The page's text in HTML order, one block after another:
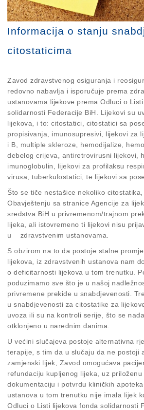
Informacija o stanju
citostaticima
Zavod zdravstvenog osiguranja i
redovno nabavlja i isporučuje prema
ustanovama lijekove prema Odluci o
solidarnosti Federacije BiH. Lijekovi su
lijekova, i to: citostatici, citostatici sa
propisivanja, imunosupresivi, lijekovi za
i B, multiple skleroze, hemodijalize,
debelog crijeva, antiretrovirusni lijekovi,
imunoglobulin, lijekovi za profilaksu
virusa, tuberkulostatici, te lijekovi sa
Što se tiče nestašice nekoliko citostatika,
Obavještenju sa stranice Agencije za
sredstva BiH u privremenom/trajnom
lijeka, ali istovremeno ti lijekovi nisu
u zdravstvenim ustanovama.
S obzirom na to da postoje stalne
lijekova, iz zdravstvenih ustanova nam
o deficitarnosti lijekova u tom trenutku.
poduzimamo sve što je u našoj
privremene prekide u snabdjevenosti.
u snabdjevenosti za citostatike za
uvoza ili su na kontroli serije, što se
otklonjeno u narednim danima.
U većini slučajeva postoje alternativna
terapije, s tim da u slučaju da ne postoji
zamjenski lijek, Zavod omogućava
refundaciju kupljenog lijeka, uz priloženu
dokumentaciju i potvrdu kliničkih
ustanova u tom trenutku nije imala lijek
Odluci o Listi lijekova fonda solidarnosti